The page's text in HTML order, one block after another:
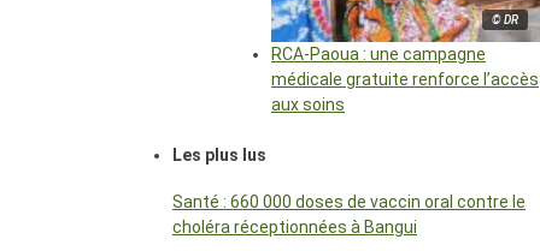
© DR
RCA-Paoua : une campagne
médicale gratuite renforce l’accès
aux soins
Les plus lus
Santé : 660 000 doses de vaccin oral contre le
choléra réceptionnées à Bangui